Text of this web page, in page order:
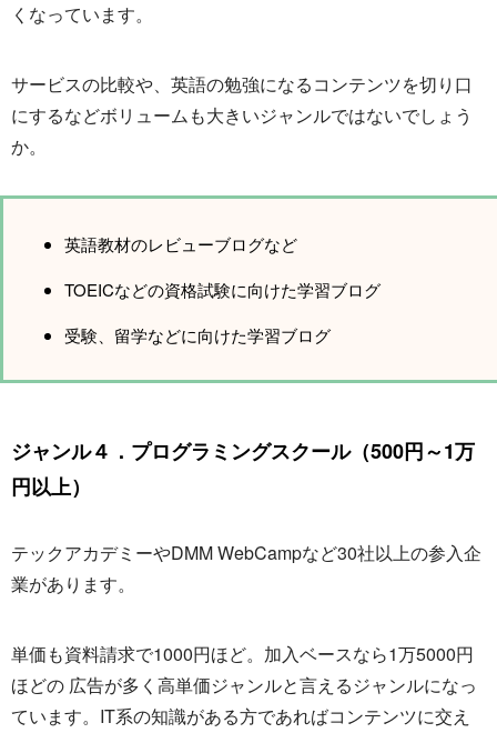
くなっています。
サービスの比較や、英語の勉強になるコンテンツを切り口
にするなどボリュームも大きいジャンルではないでしょう
か。
英語教材のレビューブログなど
TOEICなどの資格試験に向けた学習ブログ
受験、留学などに向けた学習ブログ
ジャンル４．プログラミングスクール（500円～1万
円以上）
テックアカデミーやDMM WebCampなど30社以上の参入企
業があります。
単価も資料請求で1000円ほど。加入ベースなら1万5000円
ほどの 広告が多く高単価ジャンルと言えるジャンルになっ
ています。IT系の知識がある方であればコンテンツに交え